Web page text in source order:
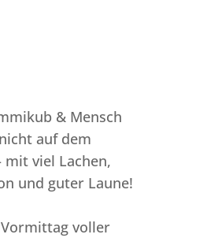
& Mensch
auf dem
mit viel Lachen,
und guter Laune!
voller